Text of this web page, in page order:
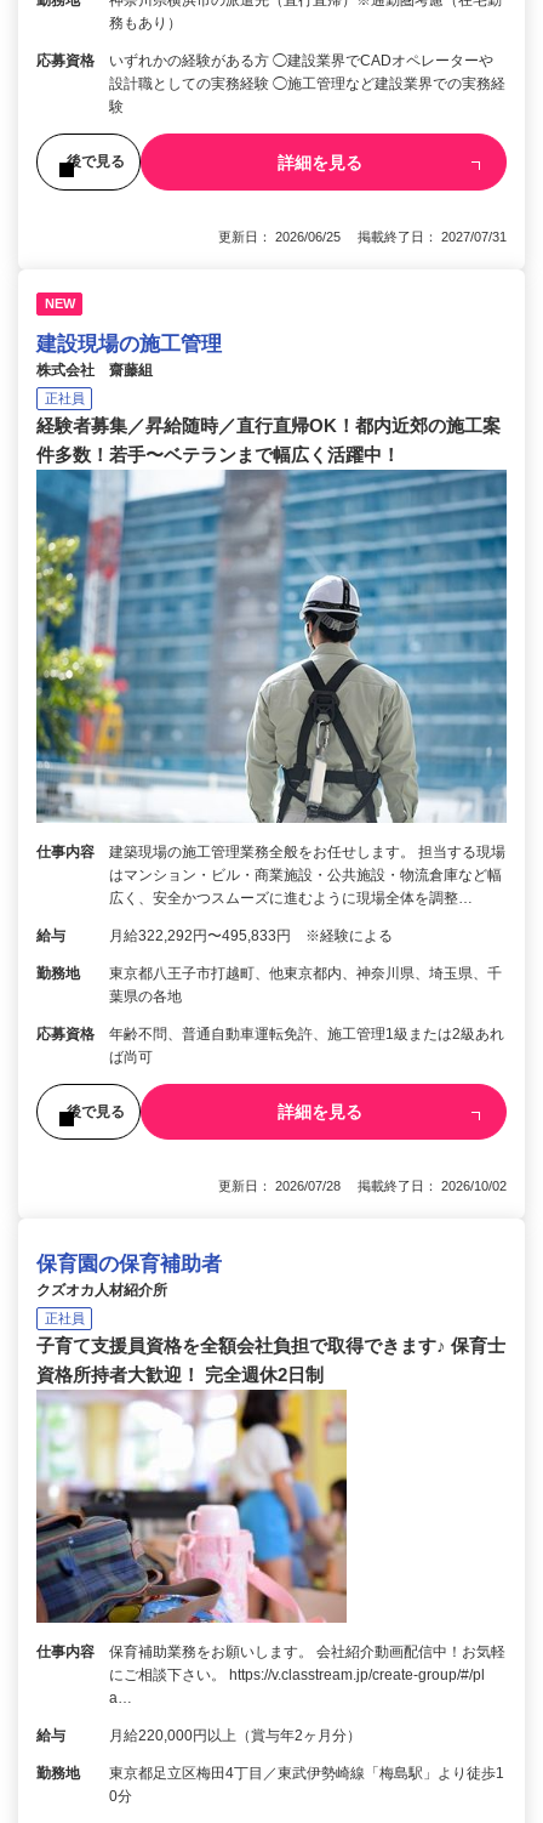
務もあり）
応募資格
いずれかの経験がある方 ◯建設業界でCADオペレーターや
設計職としての実務経験 ◯施工管理など建設業界での実務経
験
後で見る 詳細を見る
更新日： 2026/06/25 掲載終了日： 2027/07/31
NEW
建設現場の施工管理
株式会社 齋藤組
正社員
経験者募集／昇給随時／直行直帰OK！都内近郊の施工案
件多数！若手〜ベテランまで幅広く活躍中！
仕事内容
建築現場の施工管理業務全般をお任せします。 担当する現場
はマンション・ビル・商業施設・公共施設・物流倉庫など幅
広く、安全かつスムーズに進むように現場全体を調整…
給与 月給322,292円〜495,833円 ※経験による
勤務地
東京都八王子市打越町、他東京都内、神奈川県、埼玉県、千
葉県の各地
応募資格
年齢不問、普通自動車運転免許、施工管理1級または2級あれ
ば尚可
後で見る 詳細を見る
更新日： 2026/07/28 掲載終了日： 2026/10/02
保育園の保育補助者
クズオカ人材紹介所
正社員
子育て支援員資格を全額会社負担で取得できます♪ 保育士
資格所持者大歓迎！ 完全週休2日制
仕事内容
保育補助業務をお願いします。 会社紹介動画配信中！お気軽
にご相談下さい。 https://v.classtream.jp/create-group/#/pl
a…
給与 月給220,000円以上（賞与年2ヶ月分）
勤務地
東京都足立区梅田4丁目／東武伊勢崎線「梅島駅」より徒歩1
0分